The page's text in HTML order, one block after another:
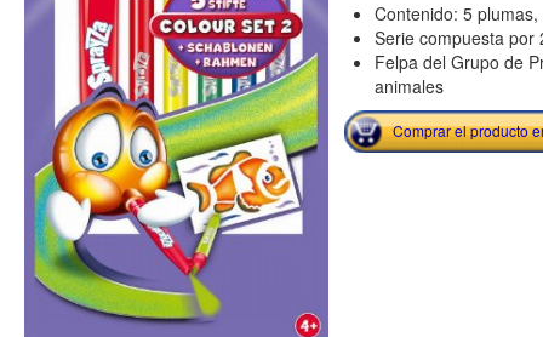
Contenido: 5
Serie compuesta por
Felpa del Grupo de
animales
Comprar el producto